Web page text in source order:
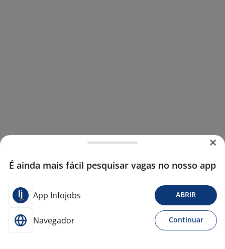
É ainda mais fácil pesquisar vagas no nosso app
App Infojobs ABRIR
Navegador Continuar